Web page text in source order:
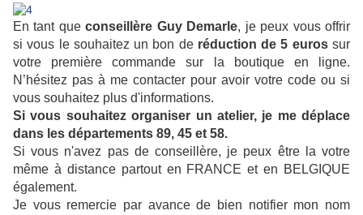
En tant queconseillère Guy Demarle, je peux vous offrir
si vous le souhaitez un bon de réduction de 5 eurossur
votre première commande sur la boutique en ligne.
N’hésitez pas à me contacter pour avoir votre code ou si
vous souhaitez plus d'informations.
Si vous souhaitez organiser un atelier, je me déplace
dans les départements 89, 45 et 58.
Si vous n'avez pas de conseillère, je peux être la votre
même à distance partout en FRANCE et en BELGIQUE
également.
Je vous remercie par avance de bien notifier mon nom